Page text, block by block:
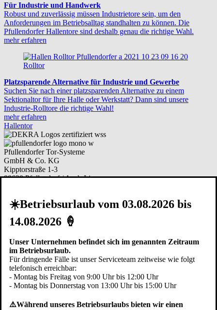
Für Industrie und Handwerk
Robust und zuverlässig müssen Industrietore sein, um den
Anforderungen im Betriebsalltag standhalten zu können. Die
Pfullendorfer Hallentore sind deshalb genau die richtige Wahl.
mehr erfahren
Rolltor
Platzsparende Alternative für Industrie und Gewerbe
Suchen Sie nach einer platzsparenden Alternative zu einem
Sektionaltor für Ihre Halle oder Werkstatt? Dann sind unsere
Industrie-Rolltore die richtige Wahl!
mehr erfahren
☀️Betriebsurlaub vom 03.08.2026 bis
14.08.2026 🍦
Unser Unternehmen befindet sich im genannten Zeitraum
im Betriebsurlaub.
Für dringende Fälle ist unser Serviceteam zeitweise wie folgt
telefonisch erreichbar:
- Montag bis Freitag von 9:00 Uhr bis 12:00 Uhr
- Montag bis Donnerstag von 13:00 Uhr bis 15:00 Uhr
⚠️Während unseres Betriebsurlaubs bieten wir einen
Hallentor
Pfullendorfer Tor-Systeme
GmbH & Co. KG
Kipptorstraße 1-3
88630 Pfullendorf / Aach-Linz
Telefon:+49 (0)7552 2602-0
E-Mail:info@pfullendorfer.de
Garagentor Kaufberatung
Torsysteme im Vergleich
Modernisieren
Garagentor Bildgalerie
Ersatzteile bestellen
Arbeiten bei Pfullendorfer